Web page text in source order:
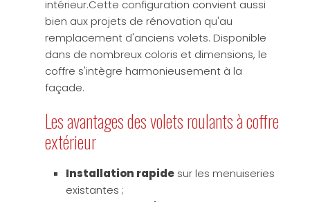
intérieur.Cette configuration convient aussi
bien aux projets de rénovation qu'au
remplacement d'anciens volets. Disponible
dans de nombreux coloris et dimensions, le
coffre s'intègre harmonieusement à la
façade.
Les avantages des volets roulants à coffre
extérieur
Installation rapide sur les menuiseries
existantes ;